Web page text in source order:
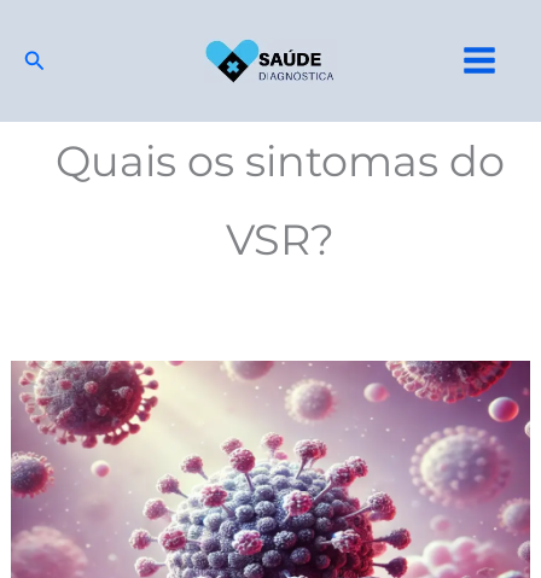
para
conteúdo
Pesquisar
Quais os sintomas do
VSR?
Metapneumovírus:
O
que
é,
Tudo
o